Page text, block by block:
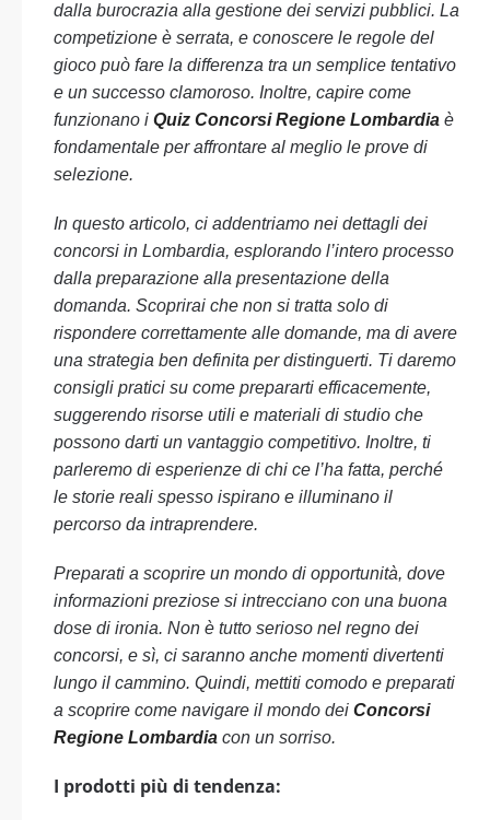
dalla burocrazia alla gestione dei servizi pubblici. La
competizione è serrata, e conoscere le regole del
gioco può fare la differenza tra un semplice tentativo
e un successo clamoroso. Inoltre, capire come
funzionano i Quiz Concorsi Regione Lombardia è
fondamentale per affrontare al meglio le prove di
selezione.
In questo articolo, ci addentriamo nei dettagli dei
concorsi in Lombardia, esplorando l’intero processo
dalla preparazione alla presentazione della
domanda. Scoprirai che non si tratta solo di
rispondere correttamente alle domande, ma di avere
una strategia ben definita per distinguerti. Ti daremo
consigli pratici su come prepararti efficacemente,
suggerendo risorse utili e materiali di studio che
possono darti un vantaggio competitivo. Inoltre, ti
parleremo di esperienze di chi ce l’ha fatta, perché
le storie reali spesso ispirano e illuminano il
percorso da intraprendere.
Preparati a scoprire un mondo di opportunità, dove
informazioni preziose si intrecciano con una buona
dose di ironia. Non è tutto serioso nel regno dei
concorsi, e sì, ci saranno anche momenti divertenti
lungo il cammino. Quindi, mettiti comodo e preparati
a scoprire come navigare il mondo dei Concorsi
Regione Lombardia con un sorriso.
I prodotti più di tendenza: